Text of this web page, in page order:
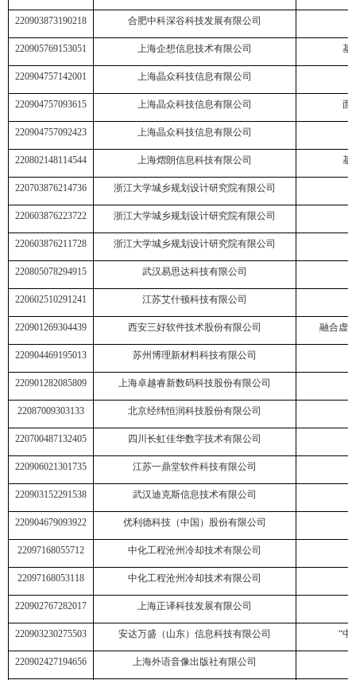
220903873190218 合肥中科深谷科技发展有限公司
220905769153051 上海企想信息技术有限公司 基
220904757142001 上海晶众科技信息有限公司
220904757093615 上海晶众科技信息有限公司 面
220904757092423 上海晶众科技信息有限公司
220802148114544 上海熠朗信息科技有限公司 基
220703876214736 浙江大学城乡规划设计研究院有限公司
220603876223722 浙江大学城乡规划设计研究院有限公司
220603876211728 浙江大学城乡规划设计研究院有限公司
220805078294915 武汉易思达科技有限公司
220602510291241 江苏艾什顿科技有限公司
220901269304439 西安三好软件技术股份有限公司 融合虚
220904469195013 苏州博理新材料科技有限公司
220901282085809 上海卓越睿新数码科技股份有限公司
22087009303133 北京经纬恒润科技股份有限公司
220700487132405 四川长虹佳华数字技术有限公司
220906021301735 江苏一鼎堂软件科技有限公司
220903152291538 武汉迪克斯信息技术有限公司
220904679093922 优利德科技（中国）股份有限公司
22097168055712 中化工程沧州冷却技术有限公司
22097168053118 中化工程沧州冷却技术有限公司
220902767282017 上海正译科技发展有限公司
220903230275503 安达万盛（山东）信息科技有限公司 “中
220902427194656 上海外语音像出版社有限公司